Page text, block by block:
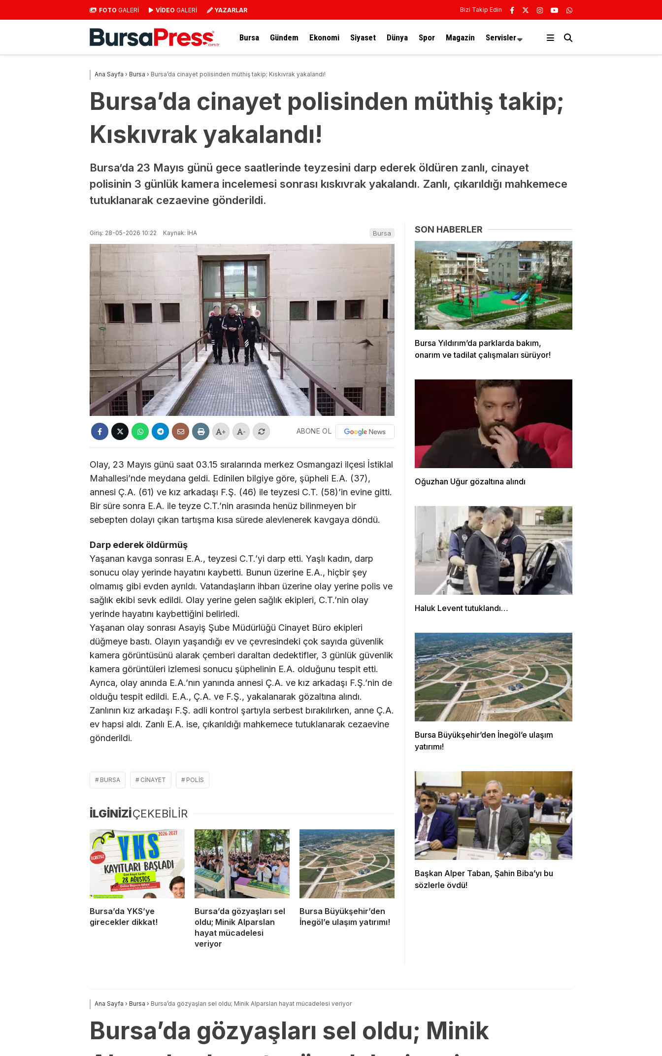
FOTO GALERİ VİDEO GALERİ YAZARLAR Bizi Takip Edin
Bursa Gündem Ekonomi Siyaset Dünya Spor Magazin Servisler
Ana Sayfa › Bursa › Bursa’da cinayet polisinden müthiş takip; Kıskıvrak yakalandı!
Bursa’da cinayet polisinden müthiş takip;
Kıskıvrak yakalandı!
Bursa’da 23 Mayıs günü gece saatlerinde teyzesini darp ederek öldüren zanlı, cinayet
polisinin 3 günlük kamera incelemesi sonrası kıskıvrak yakalandı. Zanlı, çıkarıldığı mahkemece
tutuklanarak cezaevine gönderildi.
Giriş: 28-05-2026 10:22 Kaynak: İHA Bursa
+ - ABONE OL
Olay, 23 Mayıs günü saat 03.15 sıralarında merkez Osmangazi ilçesi İstiklal
Mahallesi’nde meydana geldi. Edinilen bilgiye göre, şüpheli E.A. (37),
annesi Ç.A. (61) ve kız arkadaşı F.Ş. (46) ile teyzesi C.T. (58)’in evine gitti.
Bir süre sonra E.A. ile teyze C.T.’nin arasında henüz bilinmeyen bir
sebepten dolayı çıkan tartışma kısa sürede alevlenerek kavgaya döndü.
Darp ederek öldürmüş
Yaşanan kavga sonrası E.A., teyzesi C.T.’yi darp etti. Yaşlı kadın, darp
sonucu olay yerinde hayatını kaybetti. Bunun üzerine E.A., hiçbir şey
olmamış gibi evden ayrıldı. Vatandaşların ihbarı üzerine olay yerine polis ve
sağlık ekibi sevk edildi. Olay yerine gelen sağlık ekipleri, C.T.’nin olay
yerinde hayatını kaybettiğini belirledi.
Yaşanan olay sonrası Asayiş Şube Müdürlüğü Cinayet Büro ekipleri
düğmeye bastı. Olayın yaşandığı ev ve çevresindeki çok sayıda güvenlik
kamera görüntüsünü alarak çemberi daraltan dedektifler, 3 günlük güvenlik
kamera görüntüleri izlemesi sonucu şüphelinin E.A. olduğunu tespit etti.
Ayrıca, olay anında E.A.’nın yanında annesi Ç.A. ve kız arkadaşı F.Ş.’nin de
olduğu tespit edildi. E.A., Ç.A. ve F.Ş., yakalanarak gözaltına alındı.
Zanlının kız arkadaşı F.Ş. adli kontrol şartıyla serbest bırakılırken, anne Ç.A.
ev hapsi aldı. Zanlı E.A. ise, çıkarıldığı mahkemece tutuklanarak cezaevine
gönderildi.
BURSA CINAYET POLIS
İLGİNİZİÇEKEBİLİR
Bursa’da YKS’ye
girecekler dikkat!
Bursa’da gözyaşları sel
oldu; Minik Alparslan
hayat mücadelesi
veriyor
Bursa Büyükşehir’den
İnegöl’e ulaşım yatırımı!
SON HABERLER
Bursa Yıldırım’da parklarda bakım,
onarım ve tadilat çalışmaları sürüyor!
Oğuzhan Uğur gözaltına alındı
Haluk Levent tutuklandı…
Bursa Büyükşehir’den İnegöl’e ulaşım
yatırımı!
Başkan Alper Taban, Şahin Biba’yı bu
sözlerle övdü!
Ana Sayfa › Bursa › Bursa’da gözyaşları sel oldu; Minik Alparslan hayat mücadelesi veriyor
Bursa’da gözyaşları sel oldu; Minik